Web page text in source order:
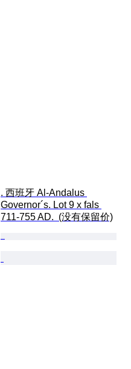
. 西班牙 Al-Andalus
Governor´s. Lot 9 x fals
711-755 AD.  (没有保留价)